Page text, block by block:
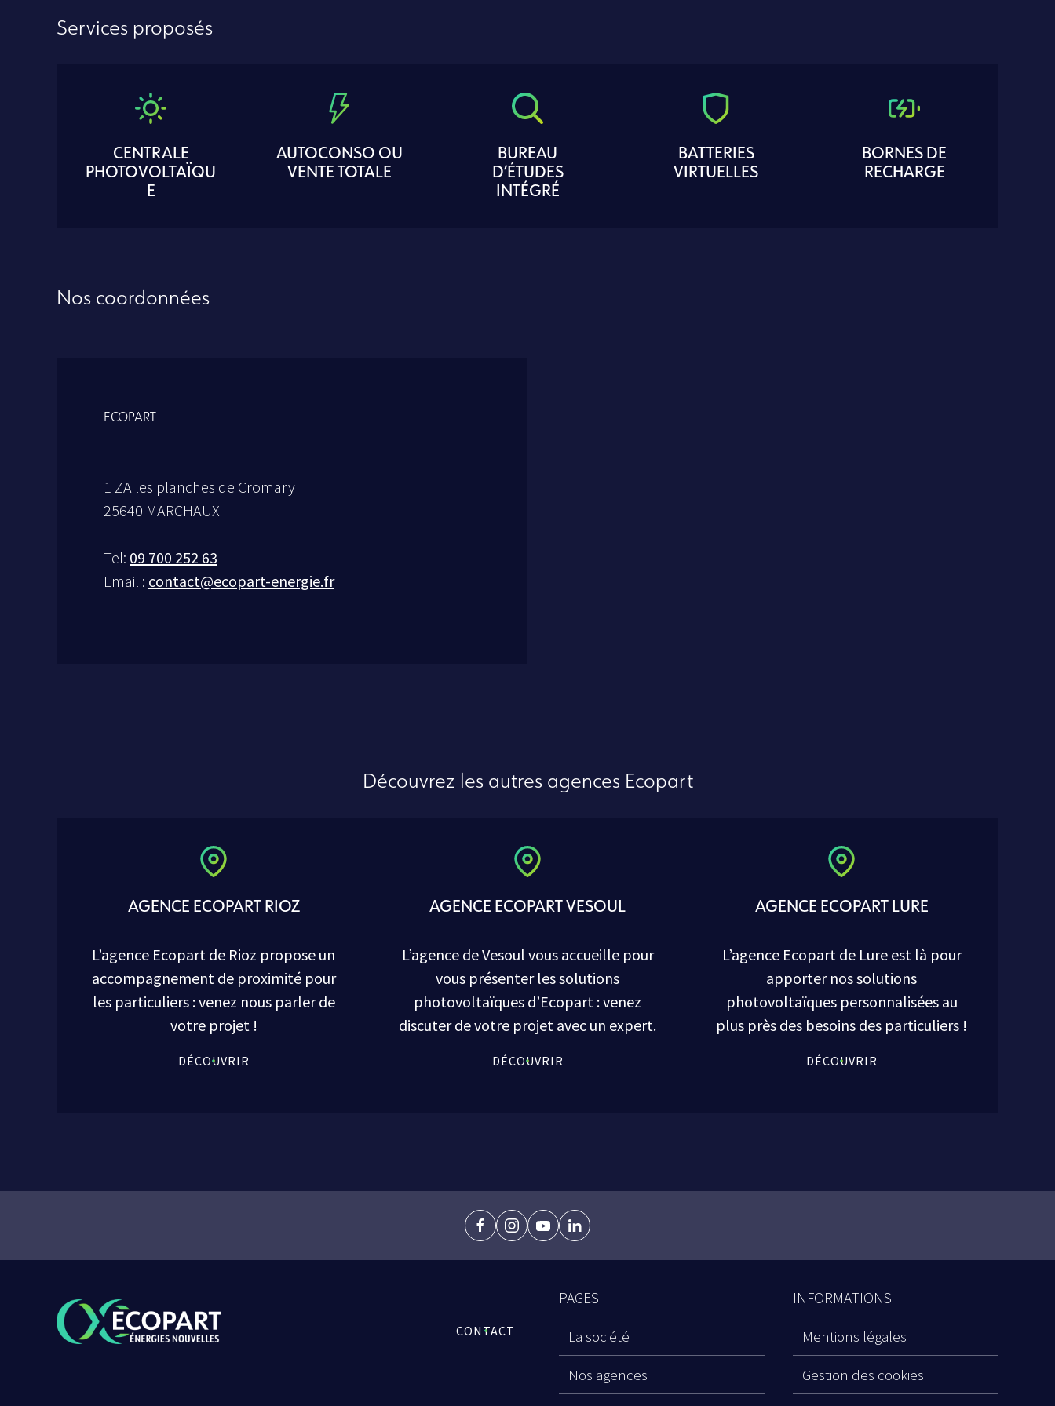
Services proposés
CENTRALE
PHOTOVOLTAÏQU
E
AUTOCONSO OU
VENTE TOTALE
BUREAU
D’ÉTUDES
INTÉGRÉ
BATTERIES
VIRTUELLES
BORNES DE
RECHARGE
Nos coordonnées
ECOPART
1 ZA les planches de Cromary
25640 MARCHAUX
Tel: 09 700 252 63
Email : contact@ecopart-energie.fr
Découvrez les autres agences Ecopart
AGENCE ECOPART RIOZ
L’agence Ecopart de Rioz propose un
accompagnement de proximité pour
les particuliers : venez nous parler de
votre projet !
DÉCOUVRIR
AGENCE ECOPART VESOUL
L’agence de Vesoul vous accueille pour
vous présenter les solutions
photovoltaïques d’Ecopart : venez
discuter de votre projet avec un expert.
DÉCOUVRIR
AGENCE ECOPART LURE
L’agence Ecopart de Lure est là pour
apporter nos solutions
photovoltaïques personnalisées au
plus près des besoins des particuliers !
DÉCOUVRIR
facebookinstagram
youtubelinkedin
CONTACT
PAGES
La société
Nos agences
INFORMATIONS
Mentions légales
Gestion des cookies